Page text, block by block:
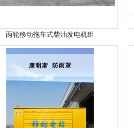
两轮移动拖车式柴油发电机组